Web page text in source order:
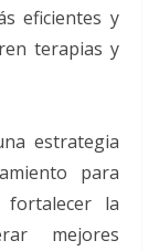
eficientes y
terapias y
estrategia
para
fortalecer la
mejores